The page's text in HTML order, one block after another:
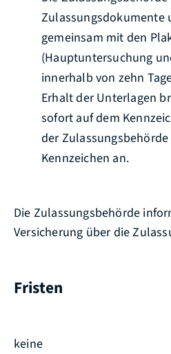
Zulassungsdokumente
gemeinsam mit den
(Hauptuntersuchung
innerhalb von zehn
Erhalt der Unterlagen
sofort auf dem
der
Kennzeichen an.
Die Zulassungsbehörde
Versicherung über die
Fristen
keine